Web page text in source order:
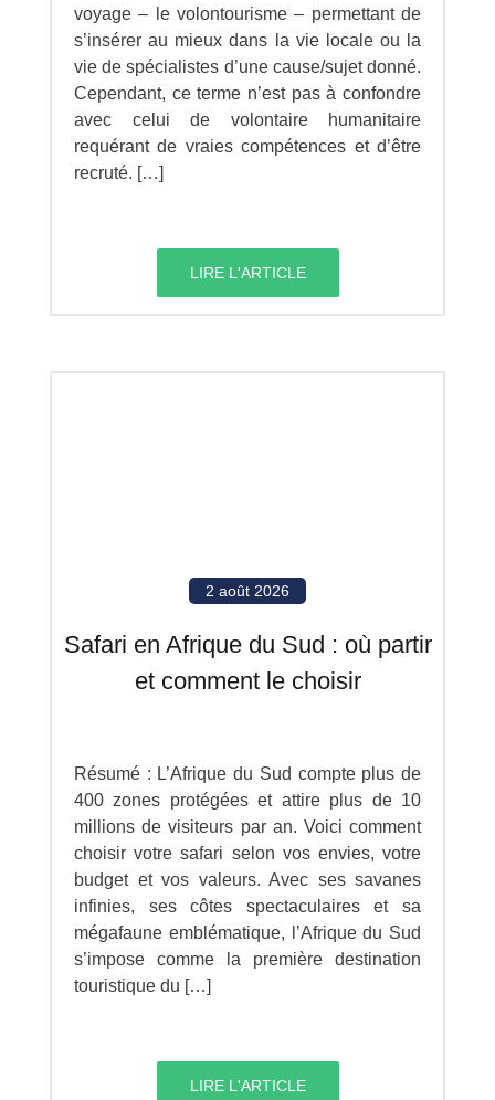
voyage – le volontourisme – permettant de
s’insérer au mieux dans la vie locale ou la
vie de spécialistes d’une cause/sujet donné.
Cependant, ce terme n’est pas à confondre
avec celui de volontaire humanitaire
requérant de vraies compétences et d’être
recruté. […]
LIRE L'ARTICLE
2 août 2026
Safari en Afrique du Sud : où partir
et comment le choisir
Résumé : L’Afrique du Sud compte plus de
400 zones protégées et attire plus de 10
millions de visiteurs par an. Voici comment
choisir votre safari selon vos envies, votre
budget et vos valeurs. Avec ses savanes
infinies, ses côtes spectaculaires et sa
mégafaune emblématique, l’Afrique du Sud
s’impose comme la première destination
touristique du […]
LIRE L'ARTICLE